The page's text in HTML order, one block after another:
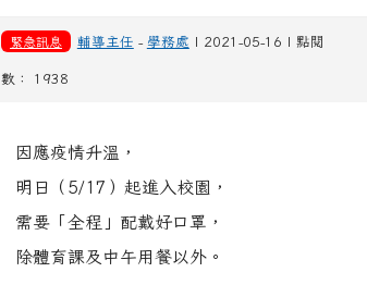
緊急訊息 輔導主任 - 學務處 | 2021-05-16 | 點閱
數： 1938
因應疫情升溫，
明日（5/17）起進入校園，
需要「全程」配戴好口罩，
除體育課及中午用餐以外。